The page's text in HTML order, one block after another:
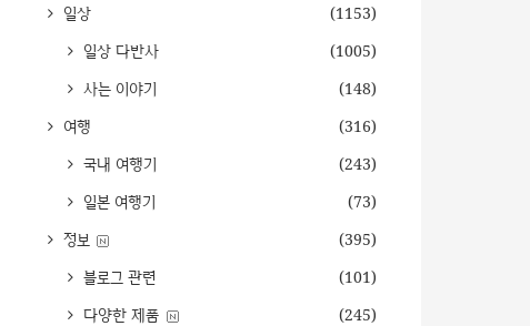
일상
(1153)
일상 다반사
(1005)
사는 이야기
(148)
여행
(316)
국내 여행기
(243)
일본 여행기
(73)
정보
(395)
블로그 관련
(101)
다양한 제품
(245)